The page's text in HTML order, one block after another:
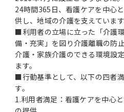
24時間365日、看護ケアを中心
供し、地域の介護を支えています
■利用者の立場に立った「介護
備・充実」を図り介護離職の防
介護・家族介護のできる環境設
ます。
■行動基準として、以下の四者
す。
1.利用者満足：看護ケアを中心